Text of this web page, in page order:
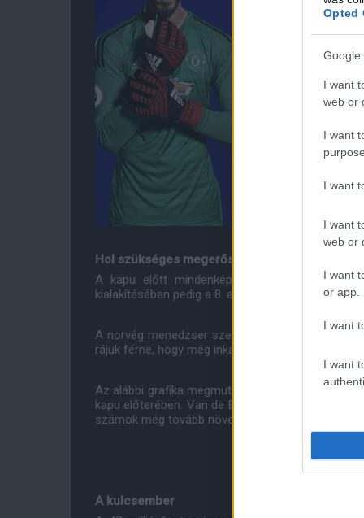
Opted
Google
I want
web or
I want
I want
I want
web or
I want
or app.
I want
I want
Hol szükséges megerősíteni ezt a Unitedet?
A kapu előtt mindenképp javulniuk kell
kialakításában pedig a 8. a klub.
A norvég menedzser szereti, ha szélsői előre
rájuk férne, hogy még inkább beszorítsák
Az alábbi grafika megmutatja, hogy Fernandes
kapu előterében. Van de Beek szintén sokat
számok még tovább növekedhetnének, ha adott
A kulcsember